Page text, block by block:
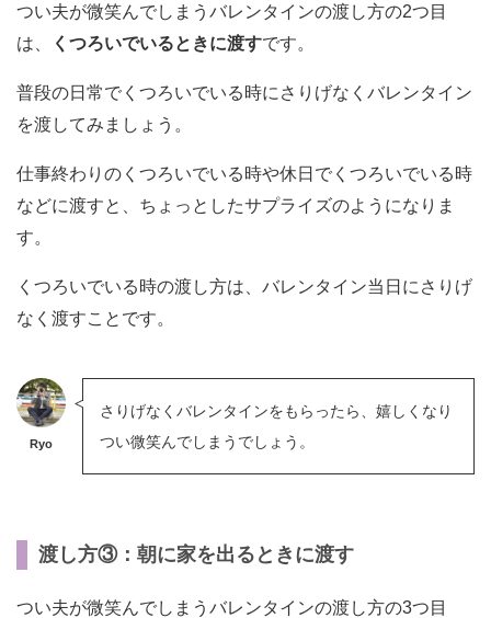
つい夫が微笑んでしまうバレンタインの渡し方の2つ目
は、
くつろいでいるときに渡すです。
普段の日常でくつろいでいる時にさりげなくバレンタイン
を渡してみましょう。
仕事終わりのくつろいでいる時や休日でくつろいでいる時
などに渡すと、ちょっとしたサプライズのようになりま
す。
くつろいでいる時の渡し方は、バレンタイン当日にさりげ
なく渡すことです。
Ryo
さりげなくバレンタインをもらったら、嬉しくなり
つい微笑んでしまうでしょう。
渡し方③：朝に家を出るときに渡す
つい夫が微笑んでしまうバレンタインの渡し方の3つ目